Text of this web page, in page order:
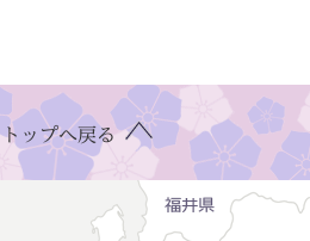
トップへ戻る